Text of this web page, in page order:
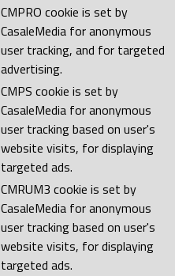
CMPRO cookie is set by
CasaleMedia for anonymous
user tracking, and for targeted
advertising.
CMPS cookie is set by
CasaleMedia for anonymous
user tracking based on user's
website visits, for displaying
targeted ads.
CMRUM3 cookie is set by
CasaleMedia for anonymous
user tracking based on user's
website visits, for displaying
targeted ads.